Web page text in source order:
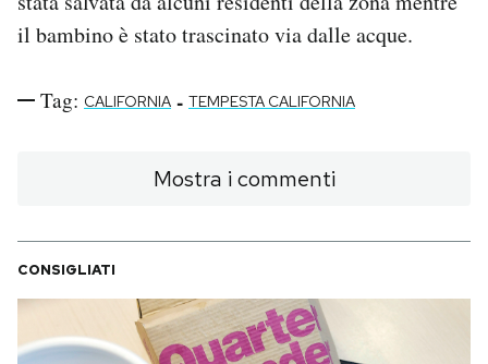
il bambino è stato trascinato via dalle acque.
Tag: CALIFORNIA - TEMPESTA CALIFORNIA
Mostra i commenti
CONSIGLIATI